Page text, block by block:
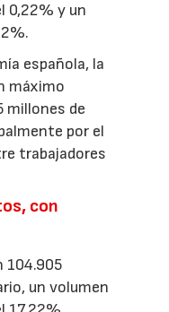
0,22% y un
española, la
máximo
millones de
por el
trabajadores
con
104.905
un volumen